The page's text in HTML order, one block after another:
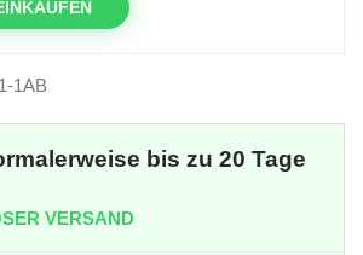
1AB
bis zu 20 Tage
VERSAND